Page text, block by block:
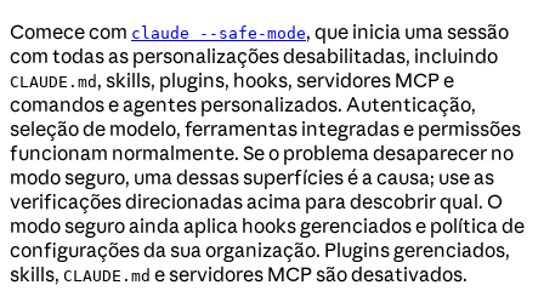
Comece com claude --safe-mode, que inicia uma sessão
com todas as personalizações desabilitadas, incluindo
CLAUDE.md , skills, plugins, hooks, servidores MCP e
comandos e agentes personalizados. Autenticação,
seleção de modelo, ferramentas integradas e permissões
funcionam normalmente. Se o problema desaparecer no
modo seguro, uma dessas superfícies é a causa; use as
verificações direcionadas acima para descobrir qual. O
modo seguro ainda aplica hooks gerenciados e política de
configurações da sua organização. Plugins gerenciados,
skills, CLAUDE.md e servidores MCP são desativados.